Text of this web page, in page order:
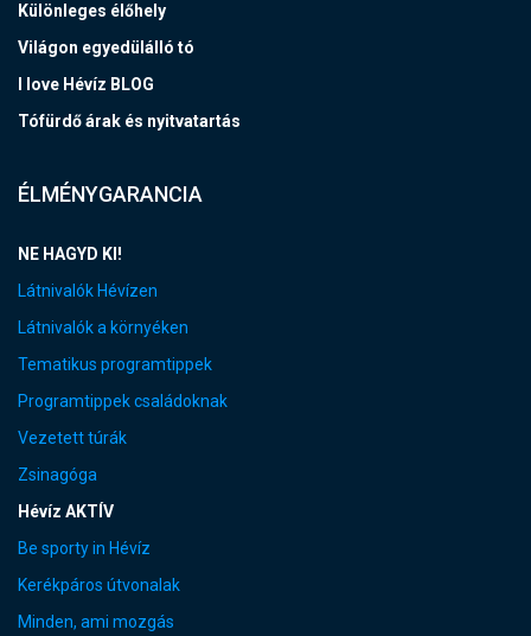
Különleges élőhely
Világon egyedülálló tó
I love Hévíz BLOG
Tófürdő árak és nyitvatartás
ÉLMÉNYGARANCIA
NE HAGYD KI!
Látnivalók Hévízen
Látnivalók a környéken
Tematikus programtippek
Programtippek családoknak
Vezetett túrák
Zsinagóga
Hévíz AKTÍV
Be sporty in Hévíz
Kerékpáros útvonalak
Minden, ami mozgás